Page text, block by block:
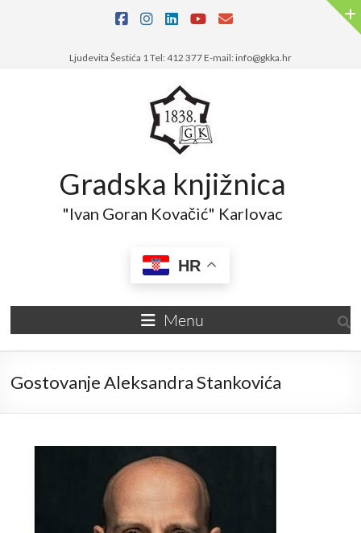
Ljudevita Šestića 1 Tel: 412 377 E-mail: info@gkka.hr
Gradska knjižnica
"Ivan Goran Kovačić" Karlovac
HR
Menu
Gostovanje Aleksandra Stankovića